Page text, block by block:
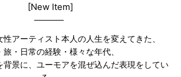
[New Item]
アーティスト本人の人生を変えてきた、
旅・日常の経験・様々な年代、
背景に、ユーモアを混ぜ込んだ表現をしてい